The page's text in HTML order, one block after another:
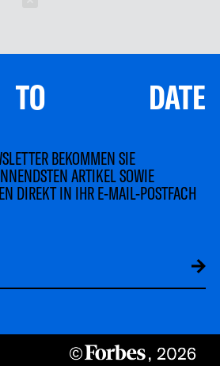
DATE
BEKOMMEN SIE
ARTIKEL SOWIE
DIREKT IN IHR E-MAIL-POSTFACH